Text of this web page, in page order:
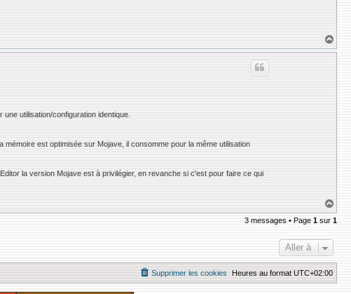
a
utilisation/configuration identique.
est optimisée sur Mojave, il consomme pour la même utilisation
la version Mojave est à privilégier, en revanche si c'est pour faire ce qui
a
u
3 messages • Page 1 sur 1
Aller à
Heures au format UTC+02:00
Supprimer les cookies